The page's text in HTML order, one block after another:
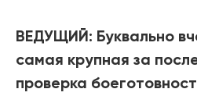
ВЕДУЩИЙ: Буквально
самая крупная за
проверка